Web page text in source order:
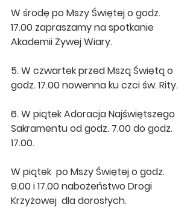
W środę po Mszy Świętej o godz.
17.00 zapraszamy na spotkanie
Akademii Żywej Wiary.
5. W czwartek przed Mszą Świętą o
godz. 17.00 nowenna ku czci św. Rity.
6. W piątek Adoracja Najświętszego
Sakramentu od godz. 7.00 do godz.
17.00.
W piątek  po Mszy Świętej o godz.
9.00 i 17.00 nabożeństwo Drogi
Krzyżowej  dla dorosłych.